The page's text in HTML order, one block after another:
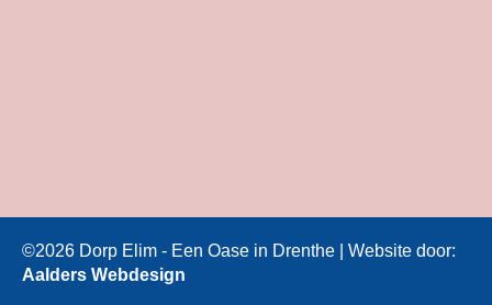
©2026 Dorp Elim - Een Oase in Drenthe | Website door:
Aalders Webdesign